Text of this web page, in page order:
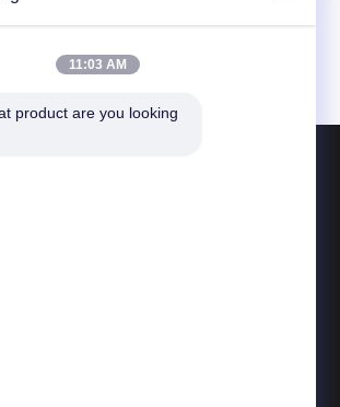
11:03 AM
product are you looking